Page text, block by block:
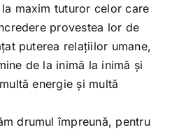
maxim tuturor celor care
provestea lor de
puterea relațiilor umane,
de la inimă la inimă și
energie și multă
drumul împreună, pentru